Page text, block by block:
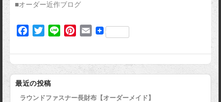
■オーダー近作ブログ
c
e
b
o
i
t
e
n
e
n
t
a
i
最近の投稿
ラウンドファスナー長財布【オーダーメイド】